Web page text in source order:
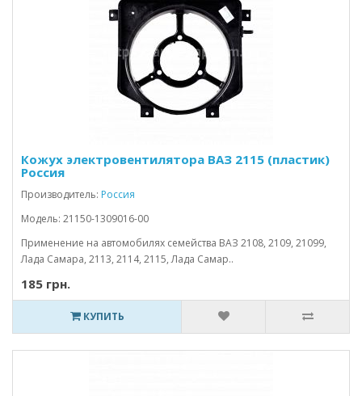
Кожух электровентилятора ВАЗ 2115 (пластик)
Россия
Производитель: Россия
Модель: 21150-1309016-00
Применение на автомобилях семейства ВАЗ 2108, 2109, 21099,
Лада Самара, 2113, 2114, 2115, Лада Самар..
185 грн.
КУПИТЬ